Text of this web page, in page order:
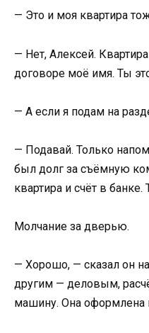
— Это и моя квартира
— Нет, Алексей.
договоре моё имя. Ты
— А если я подам на
— Подавай. Только
был долг за съёмную
квартира и счёт в
Молчание за дверью.
— Хорошо, — сказал он
другим — деловым,
машину. Она оформлена